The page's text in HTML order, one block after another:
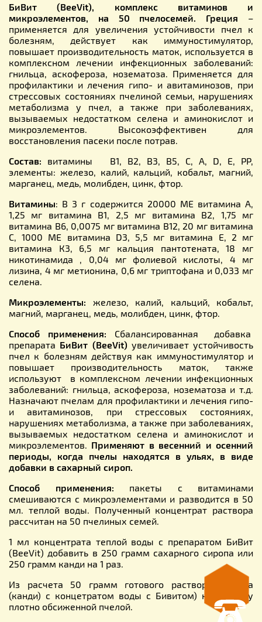
БиВит (BeeVit), комплекс витаминов и
микроэлементов, на 50 пчелосемей. Греция –
применяется для увеличения устойчивости пчел к
болезням, действует как иммуностимулятор,
повышает производительность маток, используется в
комплексном лечении инфекционных заболеваний:
гнильца, аскофероза, нозематоза. Применяется для
профилактики и лечения гипо- и авитаминозов, при
стрессовых состояниях пчелиной семьи, нарушениях
метаболизма у пчел, а также при заболеваниях,
вызываемых недостатком селена и аминокислот и
микроэлементов. Высокоэффективен для
восстановления пасеки после потрав.
Состав: витамины B1, B2, B3, B5, С, А, D, Е, РР,
элементы: железо, калий, кальций, кобальт, магний,
марганец, медь, молибден, цинк, фтор.
Витамины: В 3 г содержится 20000 МЕ витамина А,
1,25 мг витамина В1, 2,5 мг витамина В2, 1,75 мг
витамина В6, 0,0075 мг витамина В12, 20 мг витамина
C, 1000 МЕ витамина D3, 5,5 мг витамина Е, 2 мг
витамина К3, 6,5 мг кальция пантотената, 18 мг
никотинамида , 0,04 мг фолиевой кислоты, 4 мг
лизина, 4 мг метионина, 0,6 мг триптофана и 0,033 мг
селена.
Микроэлементы: железо, калий, кальций, кобальт,
магний, марганец, медь, молибден, цинк, фтор.
Способ применения: Сбалансированная добавка
препарата БиВит (BeeVit) увеличивает устойчивость
пчел к болезням действуя как иммуностимулятор и
повышает производительность маток, также
используют в комплексном лечении инфекционных
заболеваний: гнильца, аскофероза, нозематоза и т.д.
Назначают пчелам для профилактики и лечения гипо-
и авитаминозов, при стрессовых состояниях,
нарушениях метаболизма, а также при заболеваниях,
вызываемых недостатком селена и аминокислот и
микроэлементов. Применяют в весенний и осенний
периоды, когда пчелы находятся в ульях, в виде
добавки в сахарный сироп.
Способ применения: пакеты с витаминами
смешиваются с микроэлементами и разводится в 50
мл. теплой воды. Полученный концентрат раствора
рассчитан на 50 пчелиных семей.
1 мл концентрата теплой воды с препаратом БиВит
(BeeVit) добавить в 250 грамм сахарного сиропа или
250 грамм канди на 1 раз.
Из расчета 50 грамм готового раствора (сиропа
(канди) с концетратом воды с Бивитом) на 1 рамку
плотно обсиженной пчелой.